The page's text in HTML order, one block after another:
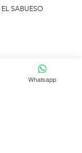
SABUESO
Whatsapp